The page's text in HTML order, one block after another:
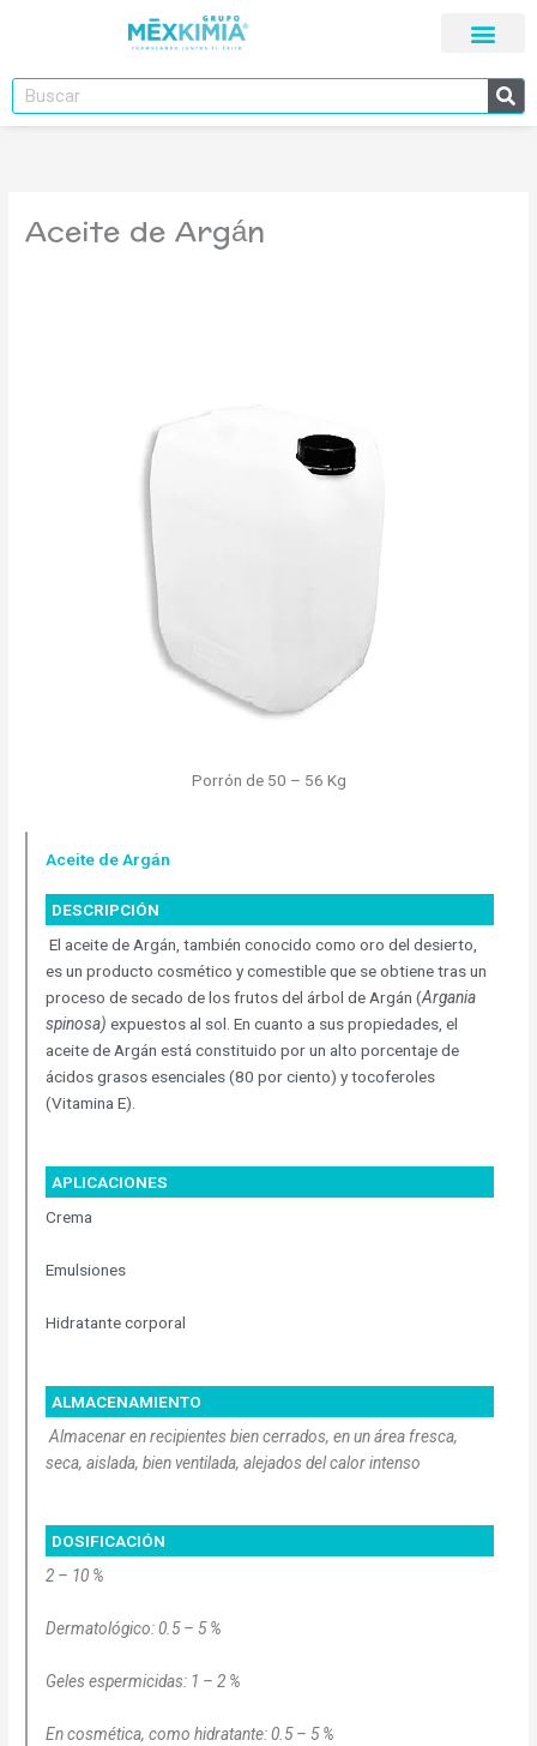
Buscar
Aceite de Argán
Porrón de 50 – 56 Kg
Aceite de Argán
DESCRIPCIÓN
El aceite de Argán, también conocido como oro del desierto,
es un producto cosmético y comestible que se obtiene tras un
proceso de secado de los frutos del árbol de Argán (Argania
spinosa)expuestos al sol. En cuanto a sus propiedades, el
aceite de Argán está constituido por un alto porcentaje de
ácidos grasos esenciales (80 por ciento) y tocoferoles
(Vitamina E).
APLICACIONES
Crema
Emulsiones
Hidratante corporal
ALMACENAMIENTO
Almacenar en recipientes bien cerrados, en un área fresca,
seca, aislada, bien ventilada, alejados del calor intenso
DOSIFICACIÓN
2 – 10 %
Dermatológico: 0.5 – 5 %
Geles espermicidas: 1 – 2 %
En cosmética, como hidratante: 0.5 – 5 %